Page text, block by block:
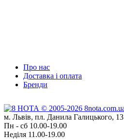
Про нас
Доставка і оплата
Бренди
м. Львів, пл. Данила Галицького, 13
Пн - сб 10.00-19.00
Неділя 11.00-19.00